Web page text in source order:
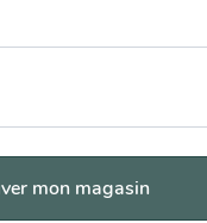
mon magasin